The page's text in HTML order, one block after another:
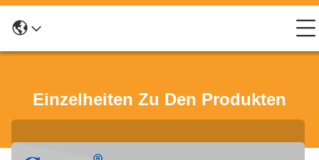
Einzelheiten Zu Den Produkten